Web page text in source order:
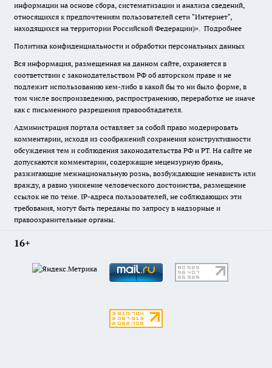
информации на основе сбора, систематизации и анализа сведений,
относящихся к предпочтениям пользователей сети "Интернет",
находящихся на территории Российской Федерации)». Подробнее
Политика конфиденциальности и обработки персональных данных
Вся информация, размещенная на данном сайте, охраняется в
соответствии с законодательством РФ об авторском праве и не
подлежит использованию кем-либо в какой бы то ни было форме, в
том числе воспроизведению, распространению, переработке не иначе
как с письменного разрешения правообладателя.
Администрация портала оставляет за собой право модерировать
комментарии, исходя из соображений сохранения конструктивности
обсуждения тем и соблюдения законодательства РФ и РТ. На сайте не
допускаются комментарии, содержащие нецензурную брань,
разжигающие межнациональную рознь, возбуждающие ненависть или
вражду, а равно унижение человеческого достоинства, размещение
ссылок не по теме. IP-адреса пользователей, не соблюдающих эти
требования, могут быть переданы по запросу в надзорные и
правоохранительные органы.
16+